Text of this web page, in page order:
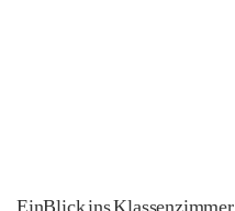
EinBlick ins